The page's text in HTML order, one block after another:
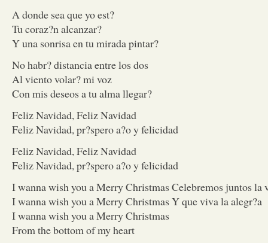
A donde sea que yo est?
Tu coraz?n alcanzar?
Y una sonrisa en tu mirada pintar?
No habr? distancia entre los dos
Al viento volar? mi voz
Con mis deseos a tu alma llegar?
Feliz Navidad, Feliz Navidad
Feliz Navidad, pr?spero a?o y felicidad
Feliz Navidad, Feliz Navidad
Feliz Navidad, pr?spero a?o y felicidad
I wanna wish you a Merry Christmas Celebremos juntos la
I wanna wish you a Merry Christmas Y que viva la alegr?a
I wanna wish you a Merry Christmas
From the bottom of my heart